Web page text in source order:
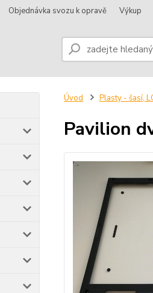
Objednávka svozu k opravě Výkup
Úvod Plasty - šasí,
Pavilion